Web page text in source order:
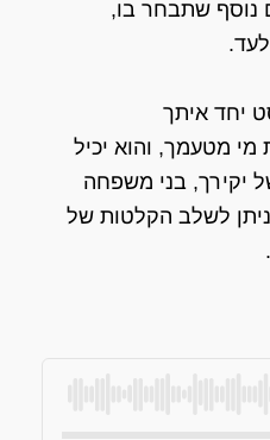
נוסף שתבחר בו,
יחד איתך
מי מטעמך, והוא יכיל
יקירך, בני משפחה
ניתן לשלב הקלטות של